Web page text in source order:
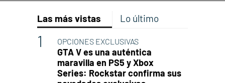
Las más vistas Lo último
OPCIONES EXCLUSIVAS
GTA V es una auténtica
maravilla en PS5 y Xbox
Series: Rockstar confirma sus